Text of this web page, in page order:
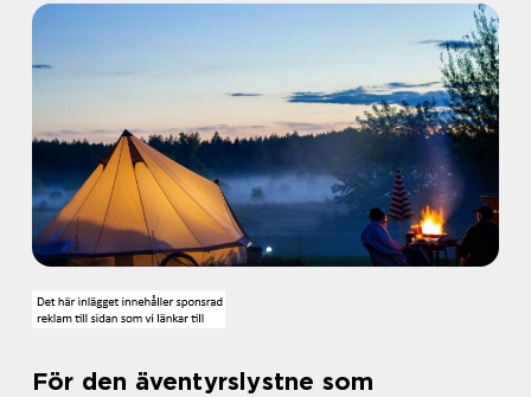
För den äventyrslystne som